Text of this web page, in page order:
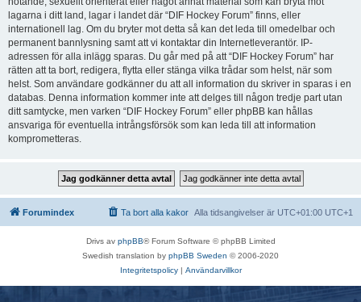
lagarna i ditt land, lagar i landet där “DIF Hockey Forum” finns, eller
internationell lag. Om du bryter mot detta så kan det leda till omedelbar och
permanent bannlysning samt att vi kontaktar din Internetleverantör. IP-
adressen för alla inlägg sparas. Du går med på att “DIF Hockey Forum” har
rätten att ta bort, redigera, flytta eller stänga vilka trådar som helst, när som
helst. Som användare godkänner du att all information du skriver in sparas i en
databas. Denna information kommer inte att delges till någon tredje part utan
ditt samtycke, men varken “DIF Hockey Forum” eller phpBB kan hållas
ansvariga för eventuella intrångsförsök som kan leda till att information
komprometteras.
Forumindex Alla tidsangivelser är UTC+01:00 UTC+1
Ta bort alla kakor
Drivs av phpBB® Forum Software © phpBB Limited
Swedish translation by phpBB Sweden © 2006-2020
Integritetspolicy| Användarvillkor